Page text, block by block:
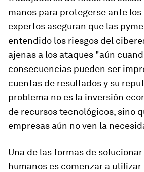
manos para protegerse ante
expertos aseguran que las
entendido los riesgos del
ajenas a los ataques "aún
consecuencias pueden ser
cuentas de resultados y su
problema no es la inversión
de recursos tecnológicos, sino
empresas aún no ven la
Una de las formas de
humanos es comenzar a